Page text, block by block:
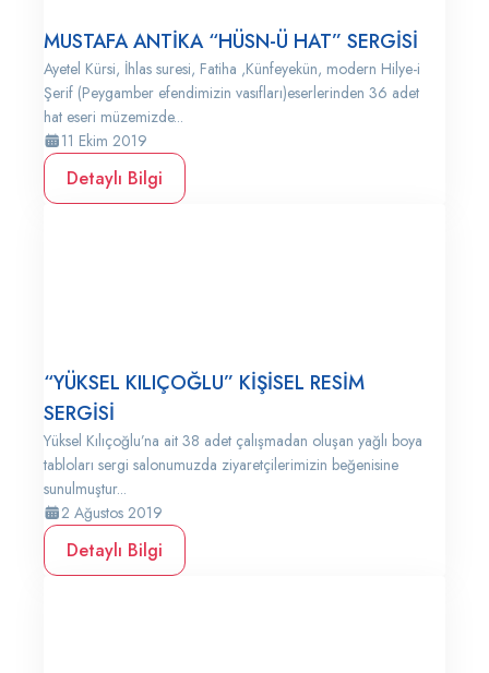
MUSTAFA ANTİKA “HÜSN-Ü HAT” SERGİSİ
Ayetel Kürsi, İhlas suresi, Fatiha ,Künfeyekün, modern Hilye-i
Şerif (Peygamber efendimizin vasıfları)eserlerinden 36 adet
hat eseri müzemizde...
11 Ekim 2019
Detaylı Bilgi
“YÜKSEL KILIÇOĞLU” KİŞİSEL RESİM
SERGİSİ
Yüksel Kılıçoğlu’na ait 38 adet çalışmadan oluşan yağlı boya
tabloları sergi salonumuzda ziyaretçilerimizin beğenisine
sunulmuştur...
2 Ağustos 2019
Detaylı Bilgi